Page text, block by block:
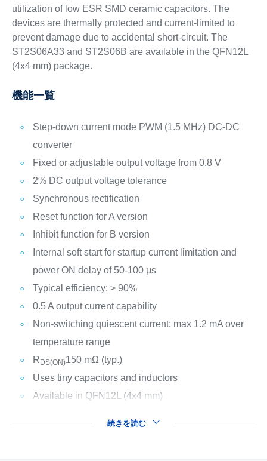
utilization of low ESR SMD ceramic capacitors. The
devices are thermally protected and current-limited to
prevent damage due to accidental short-circuit. The
ST2S06A33 and ST2S06B are available in the QFN12L
(4x4 mm) package.
機能一覧
Step-down current mode PWM (1.5 MHz) DC-DC
converter
Fixed or adjustable output voltage from 0.8 V
2% DC output voltage tolerance
Synchronous rectification
Reset function for A version
Inhibit function for B version
Internal soft start for startup current limitation and
power ON delay of 50-100 μs
Typical efficiency: > 90%
0.5 A output current capability
Non-switching quiescent current: max 1.2 mA over
temperature range
R DS(ON)150 mΩ (typ.)
Uses tiny capacitors and inductors
Available in QFN12L (4x4 mm)
続きを読む